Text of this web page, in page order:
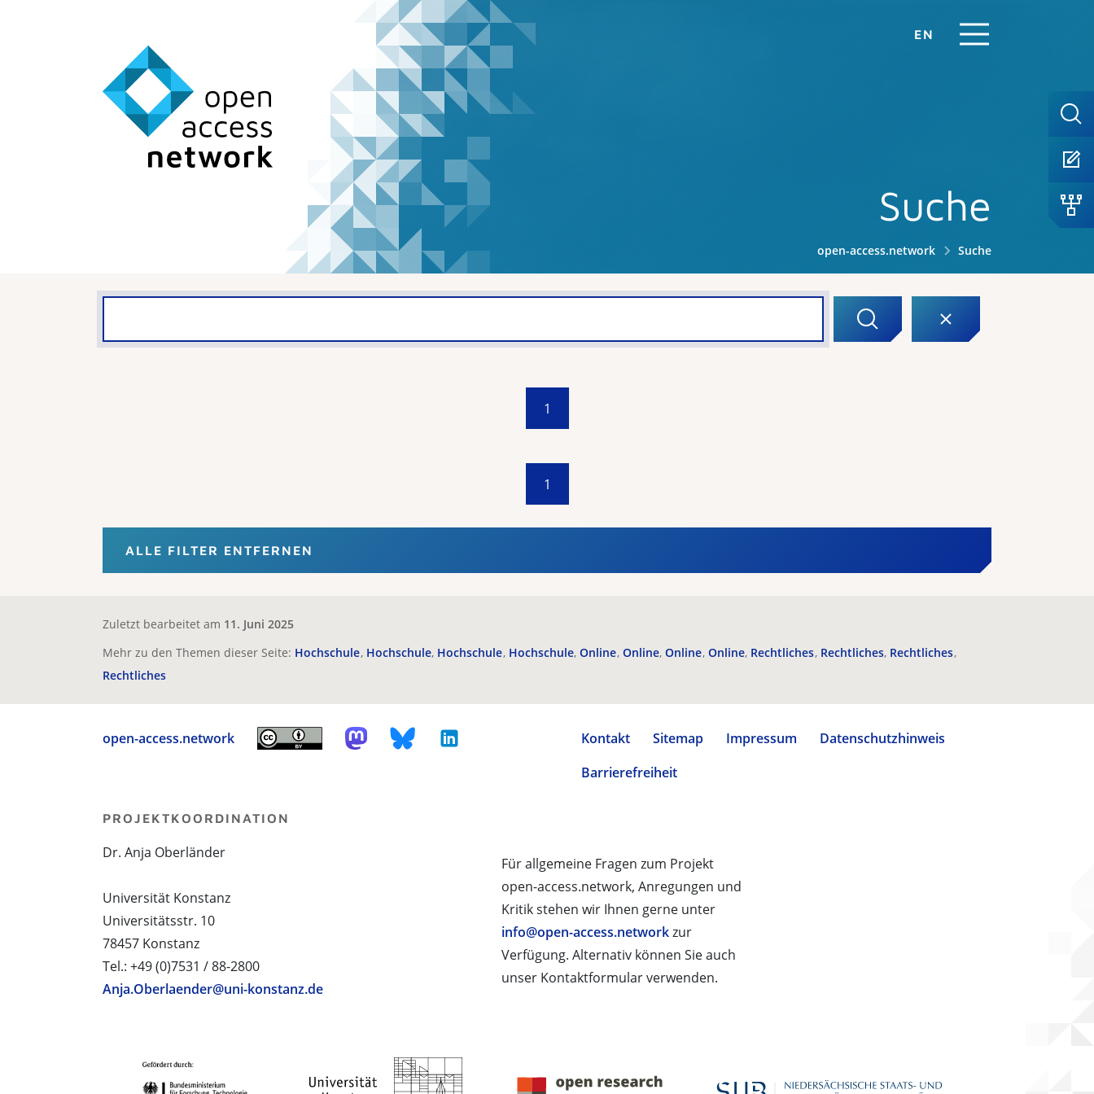
EN
Suche
open-access.network Suche
1
1
ALLE FILTER ENTFERNEN
Zuletzt bearbeitet am 11. Juni 2025
Mehr zu den Themen dieser Seite: Hochschule Hochschule Hochschule Hochschule Online Online Online Online Rechtliches Rechtliches Rechtliches
Rechtliches
open-access.network Kontakt Sitemap Impressum
Datenschutzhinweis
Barrierefreiheit
Für allgemeine Fragen zum Projekt
open-access.network, Anregungen und
Kritik stehen wir Ihnen gerne unter
info@open-access.networkzur
Verfügung. Alternativ können Sie auch
unser Kontaktformular verwenden.
PROJEKTKOORDINATION
Dr. Anja Oberländer
Universität Konstanz
Universitätsstr. 10
78457 Konstanz
Tel.: +49 (0)7531 / 88-2800
Anja.Oberlaender@uni-konstanz.de